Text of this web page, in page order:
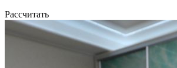
Рассчитать